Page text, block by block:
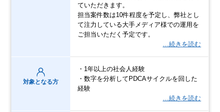
ていただきます。
担当案件数は10件程度を予定し、弊社とし
て注力している大手メディア様での運用を
ご担当いただく予定です。
…続きを読む
対象となる方
・1年以上の社会人経験
・数字を分析してPDCAサイクルを回した
経験
…続きを読む